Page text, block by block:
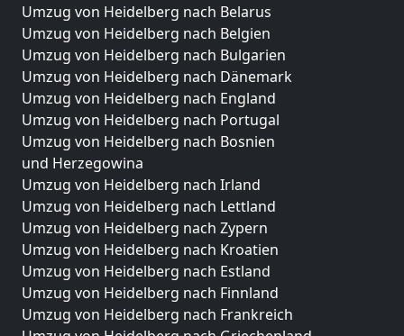
Umzug von Heidelberg nach Belarus
Umzug von Heidelberg nach Belgien
Umzug von Heidelberg nach Bulgarien
Umzug von Heidelberg nach Dänemark
Umzug von Heidelberg nach England
Umzug von Heidelberg nach Portugal
Umzug von Heidelberg nach Bosnien
und Herzegowina
Umzug von Heidelberg nach Irland
Umzug von Heidelberg nach Lettland
Umzug von Heidelberg nach Zypern
Umzug von Heidelberg nach Kroatien
Umzug von Heidelberg nach Estland
Umzug von Heidelberg nach Finnland
Umzug von Heidelberg nach Frankreich